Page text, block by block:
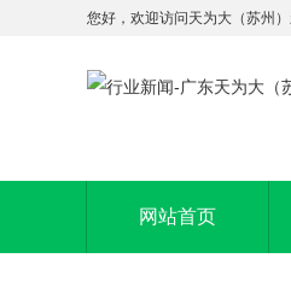
您好，欢迎访问天为大（苏州
网站首页